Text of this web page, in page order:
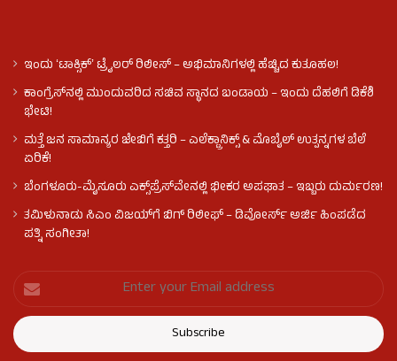
ಇಂದು ʻಟಾಕ್ಸಿಕ್ʼ ಟ್ರೈಲರ್ ರಿಲೀಸ್‌ – ಅಭಿಮಾನಿಗಳಲ್ಲಿ ಹೆಚ್ಚಿದ ಕುತೂಹಲ!
ಕಾಂಗ್ರೆಸ್​ನಲ್ಲಿ ಮುಂದುವರಿದ ಸಚಿವ ಸ್ಥಾನದ ಬಂಡಾಯ – ಇಂದು ದೆಹಲಿಗೆ ಡಿಕೆಶಿ
ಭೇಟಿ!
ಮತ್ತೆ ಜನ ಸಾಮಾನ್ಯರ ಜೇಬಿಗೆ ಕತ್ತರಿ – ಎಲೆಕ್ಟ್ರಾನಿಕ್ಸ್ & ಮೊಬೈಲ್ ಉತ್ಪನ್ನಗಳ ಬೆಲೆ
ಏರಿಕೆ!
ಬೆಂಗಳೂರು-ಮೈಸೂರು ಎಕ್ಸ್‌ಪ್ರೆಸ್‌ವೇನಲ್ಲಿ ಭೀಕರ ಅಪಘಾತ – ಇಬ್ಬರು ದುರ್ಮರಣ!
ತಮಿಳುನಾಡು ಸಿಎಂ ವಿಜಯ್‌ಗೆ ಬಿಗ್ ರಿಲೀಫ್ – ಡಿವೋರ್ಸ್ ಅರ್ಜಿ ಹಿಂಪಡೆದ
ಪತ್ನಿ ಸಂಗೀತಾ!